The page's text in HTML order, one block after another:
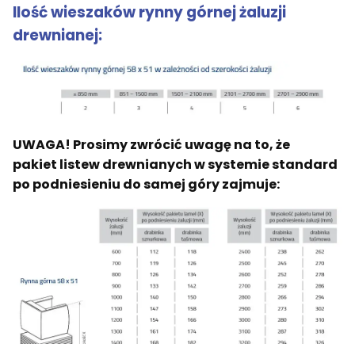
Ilość wieszaków rynny górnej żaluzji
drewnianej:
UWAGA! Prosimy zwrócić uwagę na to, że
pakiet listew drewnianych w systemie standard
po podniesieniu do samej góry zajmuje: